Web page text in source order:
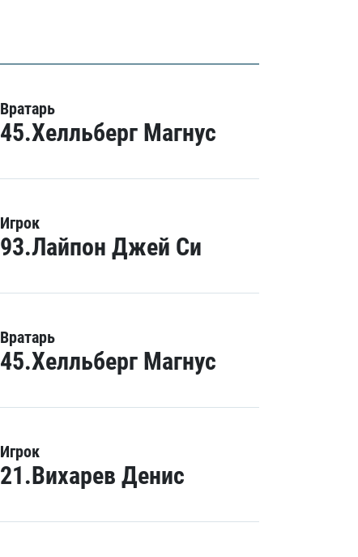
Вратарь
45.Хелльберг Магнус
Игрок
93.Лайпон Джей Си
Вратарь
45.Хелльберг Магнус
Игрок
21.Вихарев Денис